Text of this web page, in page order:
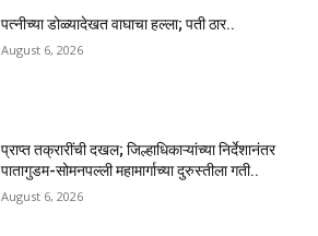
पत्नीच्या डोळ्यादेखत वाघाचा हल्ला; पती ठार..
August 6, 2026
प्राप्त तक्रारींची दखल; जिल्हाधिकाऱ्यांच्या निर्देशानंतर
पातागुडम-सोमनपल्ली महामार्गाच्या दुरुस्तीला गती..
August 6, 2026